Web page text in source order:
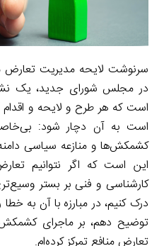
سرنوشت لایحه مدیریت
در مجلس شورای جدید، یک
است که هر طرح و لایحه و اقدام
است به آن دچار شود:
کشمکش‌ها و منازعه سیاسی
این است که اگر نتوانیم
کارشناسی و فنی بر بستر
درک کنیم، در مبارزه با آن به خطا
توضیح دهم، بر ماجرای
تعارض منافع تمرکز کرده‌ام.